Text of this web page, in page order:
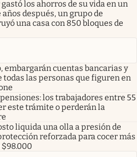
los ahorros de su vida en un
después, un grupo de
una casa con 850 bloques de
embargarán cuentas bancarias y
todas las personas que figuren en
los trabajadores entre 55
este trámite o perderán la
liquida una olla a presión de
reforzada para cocer más